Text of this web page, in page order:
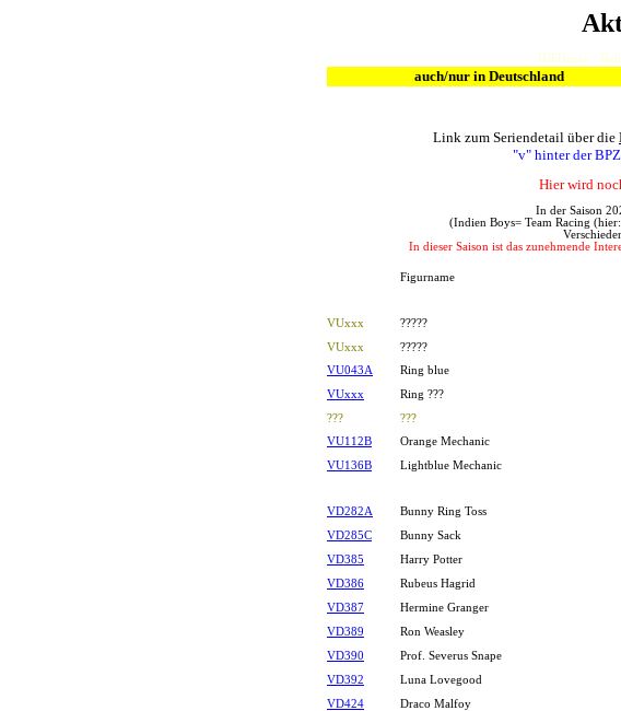
HJFHenze -
auch/nur in Deutschland
Link zum Seriendetail über die
"v" hinter der
Hier wird
In der Saison
(Indien Boys= Team Racing
In dieser Saison ist das zunehmende
Figurname
VUxxx ?????
VUxxx
?????
VU043A
Ring blue
VUxxx
Ring ???
???
???
VU112B
Orange Mechanic
VU136B
Lightblue Mechanic
VD282A Bunny Ring Toss
VD285C
Bunny Sack
VD385
Harry Potter
VD386
Rubeus Hagrid
VD387
Hermine Granger
VD389
Ron Weasley
VD390
Prof. Severus Snape
VD392
Luna Lovegood
VD424
Draco Malfoy